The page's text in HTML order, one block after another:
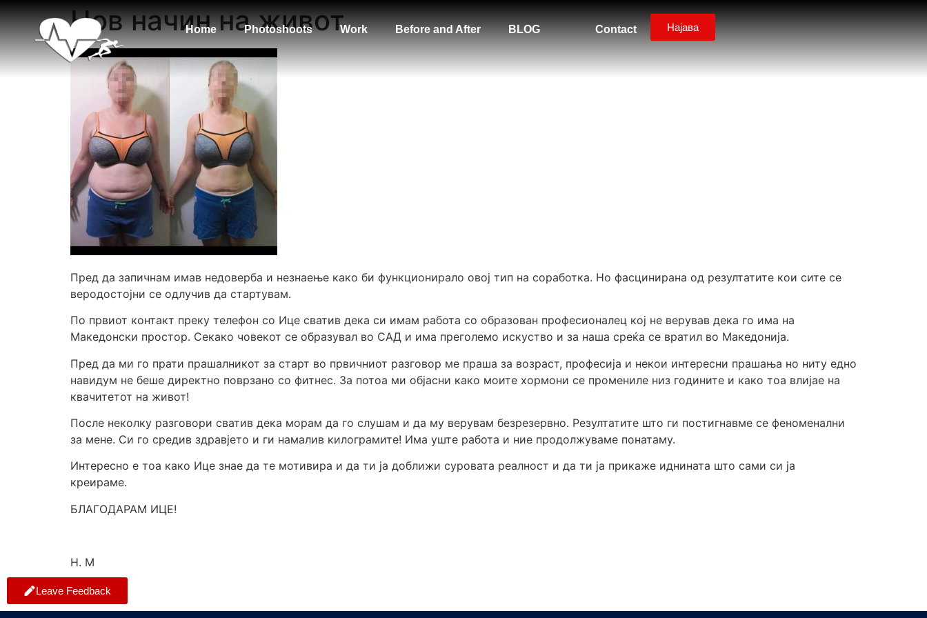
Home Photoshoots Work Before and After BLOG Contact Најава
Нов начин на живот
Пред да запичнам имав недоверба и незнаење како би функционирало овој тип на соработка. Но фасцинирана од резултатите кои сите се
веродостојни се одлучив да стартувам.
По првиот контакт преку телефон со Ице сватив дека си имам работа со образован професионалец кој не верував дека го има на
Македонски простор. Секако човекот се образувал во САД и има преголемо искуство и за наша среќа се вратил во Македонија.
Пред да ми го прати прашалникот за старт во првичниот разговор ме праша за возраст, професија и некои интересни прашања но ниту едно
навидум не беше директно поврзано со фитнес. За потоа ми објасни како моите хормони се промениле низ годините и како тоа влијае на
квачитетот на живот!
После неколку разговори сватив дека морам да го слушам и да му верувам безрезервно. Резултатите што ги постигнавме се феноменални
за мене. Си го средив здравјето и ги намалив килограмите! Има уште работа и ние продолжуваме понатаму.
Интересно е тоа како Ице знае да те мотивира и да ти ја доближи суровата реалност и да ти ја прикаже иднината што сами си ја
креираме.
БЛАГОДАРАМ ИЦЕ!
Н. М
Leave Feedback